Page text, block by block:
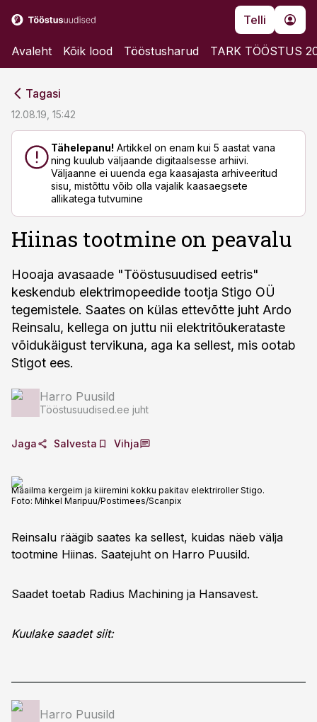
Telli
Avaleht Kõik lood Tööstusharud TARK TÖÖSTUS
Tagasi
12.08.19, 15:42
Tähelepanu! Artikkel on enam kui 5 aastat vana
ning kuulub väljaande digitaalsesse arhiivi.
Väljaanne ei uuenda ega kaasajasta arhiveeritud
sisu, mistõttu võib olla vajalik kaasaegsete
allikatega tutvumine
Hiinas tootmine on peavalu
Hooaja avasaade "Tööstusuudised eetris"
keskendub elektrimopeedide tootja Stigo OÜ
tegemistele. Saates on külas ettevõtte juht Ardo
Reinsalu, kellega on juttu nii elektritõukerataste
võidukäigust tervikuna, aga ka sellest, mis ootab
Stigot ees.
Harro Puusild
Tööstusuudised.ee juht
Jaga Salvesta Vihja
Maailma kergeim ja kiiremini kokku pakitav elektriroller Stigo.
Foto: Mihkel Maripuu/Postimees/Scanpix
Reinsalu räägib saates ka sellest, kuidas näeb välja
tootmine Hiinas. Saatejuht on Harro Puusild.
Saadet toetab Radius Machining ja Hansavest.
Kuulake saadet siit:
Harro Puusild